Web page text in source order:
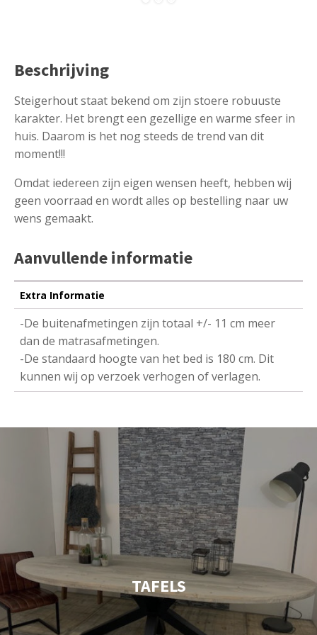
Beschrijving
Steigerhout staat bekend om zijn stoere robuuste
karakter. Het brengt een gezellige en warme sfeer in
huis. Daarom is het nog steeds de trend van dit
moment!!!
Omdat iedereen zijn eigen wensen heeft, hebben wij
geen voorraad en wordt alles op bestelling naar uw
wens gemaakt.
Aanvullende informatie
Extra Informatie
-De buitenafmetingen zijn totaal +/- 11 cm meer
dan de matrasafmetingen.
-De standaard hoogte van het bed is 180 cm. Dit
kunnen wij op verzoek verhogen of verlagen.
TAFELS